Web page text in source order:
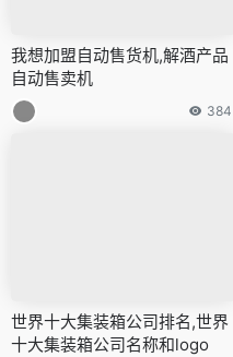
我想加盟自动售货机,解酒产品
自动售卖机
384
世界十大集装箱公司排名,世界
十大集装箱公司名称和logo